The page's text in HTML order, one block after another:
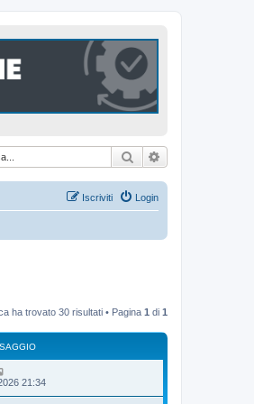
Cerca
Login
Iscriviti
ha trovato 30 risultati • Pagina 1 di 1
21:34